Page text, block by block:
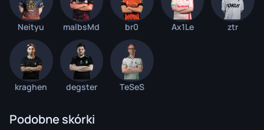
Neityu malbsMd br0 Ax1Le ztr
kraghen degster TeSeS
Podobne skórki